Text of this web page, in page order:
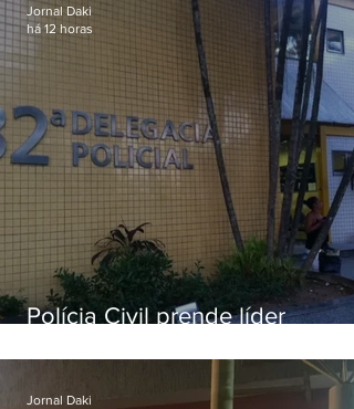
Polícia Civil prende líder
sexualmente de fiéis por mais
uma década
Jornal Daki
há 12 horas
Jornal Daki